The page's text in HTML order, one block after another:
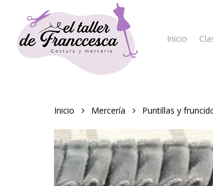
main
content
Hit enter to search or ESC to close
Inicio
Inicio Mercería Puntillas y